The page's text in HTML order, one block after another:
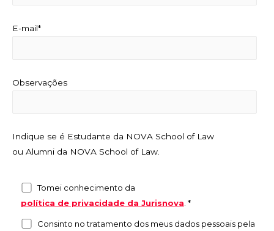
E-mail*
Observações
Indique se é Estudante da NOVA School of Law
ou Alumni da NOVA School of Law.
Tomei conhecimento da
política de privacidade da Jurisnova *
Consinto no tratamento dos meus dados pessoais pela